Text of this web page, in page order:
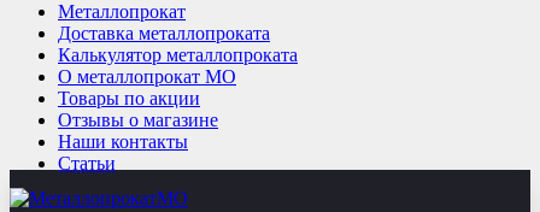
Металлопрокат
Доставка металлопроката
Калькулятор металлопроката
О металлопрокат МО
Товары по акции
Отзывы о магазине
Наши контакты
Статьи